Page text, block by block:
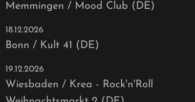
Memmingen / Mood Club (DE)
18.12.2026
Bonn / Kult 41 (DE)
19.12.2026
Wiesbaden / Krea - Rock'n'Roll